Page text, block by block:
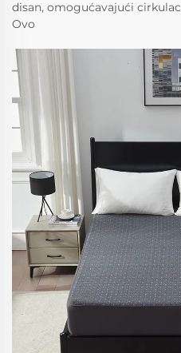
disan, omogućavajući
Ovo